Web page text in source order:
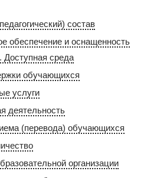
состав
обеспечение и оснащенность
Доступная среда
обучающихся
услуги
деятельность
(перевода) обучающихся
организации